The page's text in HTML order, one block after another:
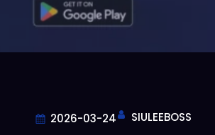
2026-03-24 SIULEEBOSS